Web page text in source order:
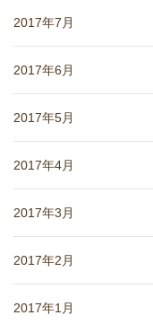
2017年7月
2017年6月
2017年5月
2017年4月
2017年3月
2017年2月
2017年1月